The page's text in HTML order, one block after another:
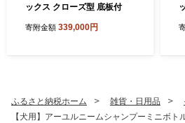
ックス クローズ型 底板付
寄附金額 339,000円
ふるさと納税ホーム 雑貨・日用品
【犬用】アーユルニームシャンプーミニボト